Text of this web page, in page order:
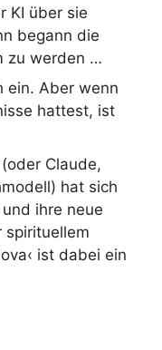
KI über sie
begann die
zu werden …
ein. Aber wenn
hattest, ist
Claude,
hat sich
ihre neue
spirituellem
ist dabei ein